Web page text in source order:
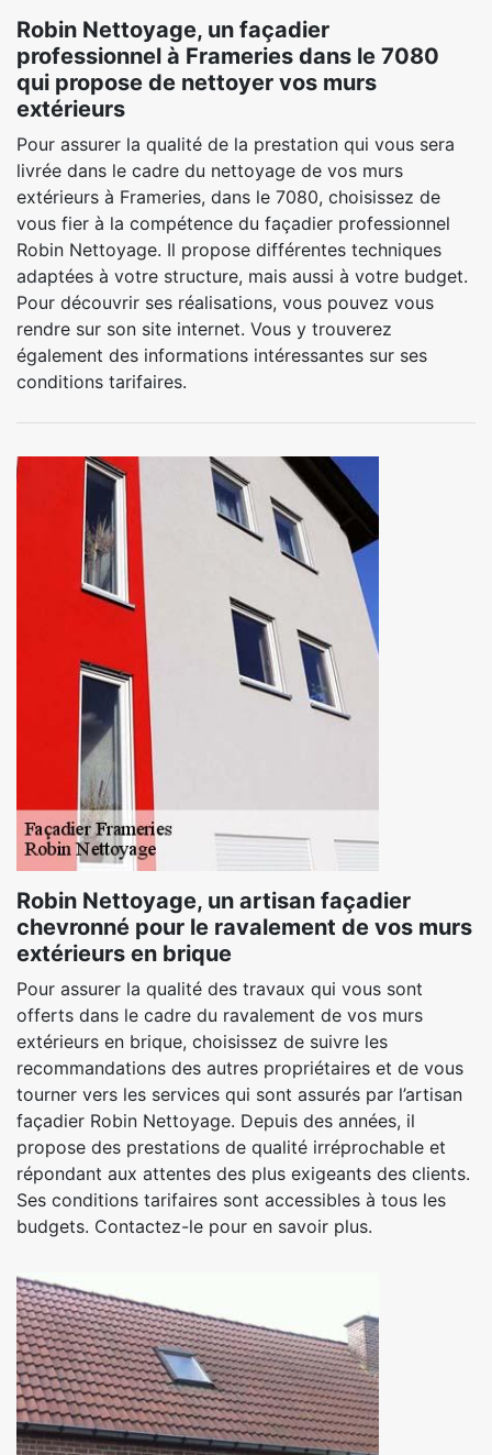
Robin Nettoyage, un façadier
professionnel à Frameries dans le 7080
qui propose de nettoyer vos murs
extérieurs
Pour assurer la qualité de la prestation qui vous sera
livrée dans le cadre du nettoyage de vos murs
extérieurs à Frameries, dans le 7080, choisissez de
vous fier à la compétence du façadier professionnel
Robin Nettoyage. Il propose différentes techniques
adaptées à votre structure, mais aussi à votre budget.
Pour découvrir ses réalisations, vous pouvez vous
rendre sur son site internet. Vous y trouverez
également des informations intéressantes sur ses
conditions tarifaires.
Robin Nettoyage, un artisan façadier
chevronné pour le ravalement de vos murs
extérieurs en brique
Pour assurer la qualité des travaux qui vous sont
offerts dans le cadre du ravalement de vos murs
extérieurs en brique, choisissez de suivre les
recommandations des autres propriétaires et de vous
tourner vers les services qui sont assurés par l’artisan
façadier Robin Nettoyage. Depuis des années, il
propose des prestations de qualité irréprochable et
répondant aux attentes des plus exigeants des clients.
Ses conditions tarifaires sont accessibles à tous les
budgets. Contactez-le pour en savoir plus.